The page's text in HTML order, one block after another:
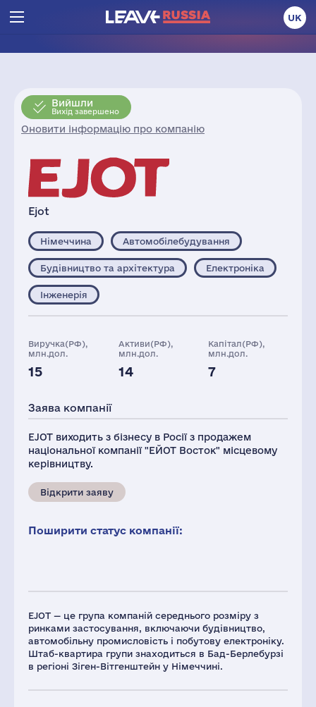
UK
Вийшли
Вихід завершено
Оновити інформацію про компанію
Ejot
EJOT — це група компаній середнього розміру з
ринками застосування, включаючи будівництво,
автомобільну промисловість і побутову електроніку.
Штаб-квартира групи знаходиться в Бад-Берлебурзі
в регіоні Зіген-Вітгенштейн у Німеччині.
Німеччина Автомобілебудування
Будівництво та архітектура Електроніка
Інженерія
Виручка(РФ),
млн.дол.
15
Активи(РФ),
млн.дол.
14
Капітал(РФ),
млн.дол.
7
70
Заява компанії
EJOT виходить з бізнесу в Росії з продажем
національної компанії "ЕЙОТ Восток" місцевому
керівництву.
Відкрити заяву
Поширити статус компанії: